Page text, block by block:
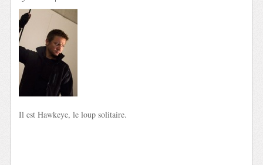
Il est Hawkeye, le loup solitaire.